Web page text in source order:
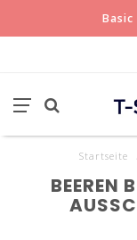
Startseite
BEEREN